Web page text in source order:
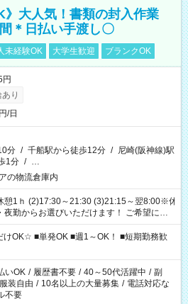
》大人気！書類の封入作業
＊日払い手渡し〇
未経験OK 大学生歓迎 ブランクOK
り
/日
分 / 千船駅から徒歩12分 / 尼崎(阪神線)駅
1分 / …
の物流倉庫内
1ｈ (2)17:30～21:30 (3)21:15～翌8:00※休
夜勤からお選びいただけます！ ご希望に合
選べる勤務時間】 8-17
18時/11-21時/18-22時/20-翌4時/21-翌5
ご自身のご都合で選んで頂ける完全自由シ
けOK☆ ■単発OK ■週1～OK！ ■短期勤務歓
いOK / 履歴書不要 / 40～50代活躍中 / 副
服装自由 / 10名以上の大量募集 / 電話対応な
不要